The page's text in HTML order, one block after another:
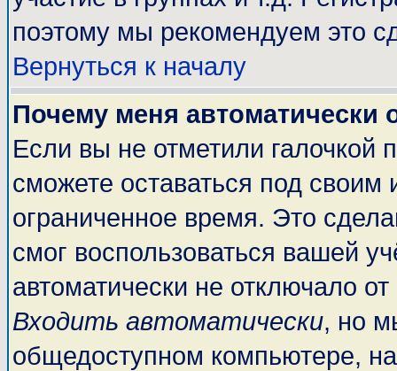
поэтому мы рекомендуем это
Вернуться к началу
Почему меня автоматически
Если вы не отметили галочкой
сможете оставаться под
ограниченное время. Это
смог воспользоваться вашей
автоматически не отключало
Входить автоматически, но
общедоступном компьютере,